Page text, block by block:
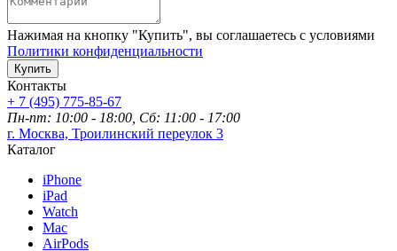
Нажимая на кнопку "Купить", вы соглашаетесь с условиями
Политики конфиденциальности
Купить
Контакты
+ 7 (495) 775-85-67
Пн-пт: 10:00 - 18:00, Сб: 11:00 - 17:00
г. Москва, Троилинский переулок 3
Каталог
iPhone
iPad
Watch
Mac
AirPods